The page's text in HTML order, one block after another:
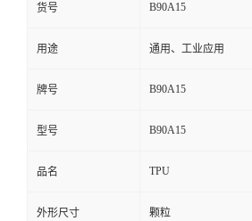
货号 B90A15
用途 通用、工业应用
牌号 B90A15
型号 B90A15
品名 TPU
外形尺寸 颗粒